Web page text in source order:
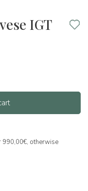
IGT
990,00€, otherwise